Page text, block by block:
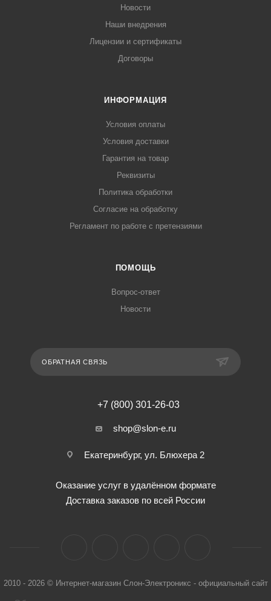
Новости
Наши внедрения
Лицензии и сертификаты
Договоры
ИНФОРМАЦИЯ
Условия оплаты
Условия доставки
Гарантия на товар
Реквизиты
Политика обработки
Согласие на обработку
Регламент по работе с претензиями
ПОМОЩЬ
Вопрос-ответ
Новости
ОБРАТНАЯ СВЯЗЬ
+7 (800) 301-26-03
shop@slon-e.ru
Екатеринбург, ул. Блюхера 2
Оказание услуг в удалённом формате
Доставка заказов по всей России
2010 - 2026 © Интернет-магазин Слон-Электроникс - официальный сайт